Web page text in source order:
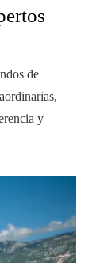
de
y